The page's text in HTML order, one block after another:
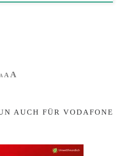
A Decrease font size.
AReset font size.
AIncrease font size.
AUCH FÜR VODAFONE